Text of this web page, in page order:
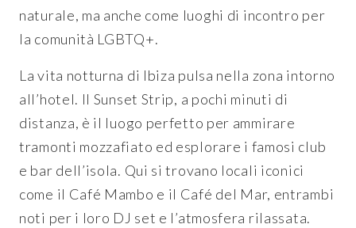
naturale, ma anche come luoghi di incontro per
la comunità LGBTQ+.
La vita notturna di Ibiza pulsa nella zona intorno
all’hotel. Il Sunset Strip, a pochi minuti di
distanza, è il luogo perfetto per ammirare
tramonti mozzafiato ed esplorare i famosi club
e bar dell’isola. Qui si trovano locali iconici
come il Café Mambo e il Café del Mar, entrambi
noti per i loro DJ set e l’atmosfera rilassata.